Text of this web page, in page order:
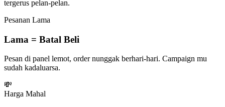
tergerus pelan-pelan.
Pesanan Lama
Lama = Batal Beli
Pesan di panel lemot, order nunggak berhari-hari. Campaign mu
sudah kadaluarsa.
💸
Harga Mahal